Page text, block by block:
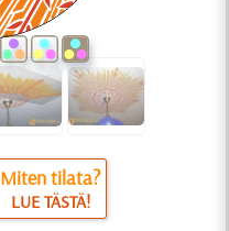
Miten tilata?
LUE TÄSTÄ!